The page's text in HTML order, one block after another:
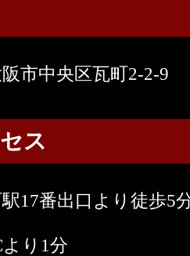
市中央区瓦町2-2-9
ス
17番出口より徒歩5
より1分